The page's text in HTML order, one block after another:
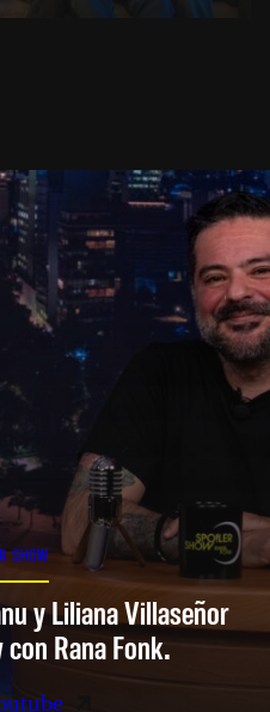
SHOW
y Liliana Villaseñor
Rana Fonk.